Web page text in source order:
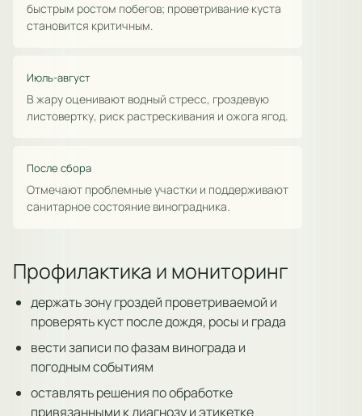
быстрым ростом побегов; проветривание куста
становится критичным.
Июль-август
В жару оценивают водный стресс, гроздевую
листовертку, риск растрескивания и ожога ягод.
После сбора
Отмечают проблемные участки и поддерживают
санитарное состояние виноградника.
Профилактика и мониторинг
держать зону гроздей проветриваемой и
проверять куст после дождя, росы и града
вести записи по фазам винограда и
погодным событиям
оставлять решения по обработке
привязанными к диагнозу и этикетке